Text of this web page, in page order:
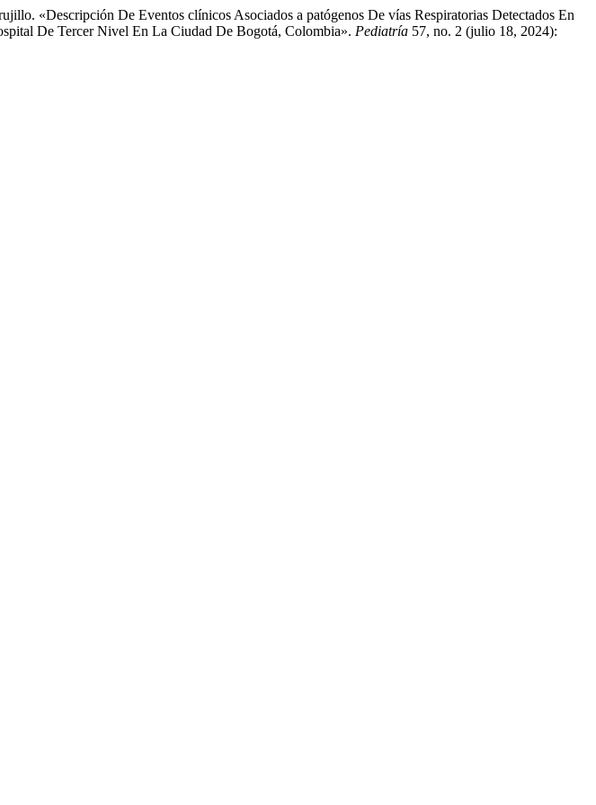
«Descripción De Eventos clínicos Asociados a patógenos De vías Respiratorias Detectados En
De Tercer Nivel En La Ciudad De Bogotá, Colombia». Pediatría 57, no. 2 (julio 18, 2024):